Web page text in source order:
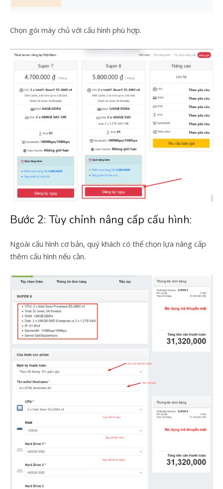
Chọn gói máy chủ với cấu hình phù hợp.
Bước 2: Tùy chỉnh nâng cấp cấu hình:
Ngoài cấu hình cơ bản, quý khách có thể chọn lựa nâng cấp
thêm cấu hình nếu cần.